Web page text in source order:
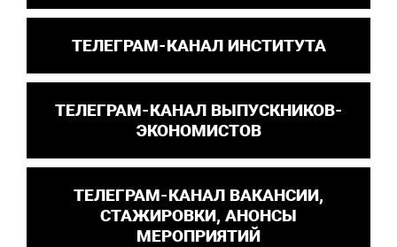
ТЕЛЕГРАМ-КАНАЛ ИНСТИТУТА
ТЕЛЕГРАМ-КАНАЛ ВЫПУСКНИКОВ-
ЭКОНОМИСТОВ
ТЕЛЕГРАМ-КАНАЛ ВАКАНСИИ,
СТАЖИРОВКИ, АНОНСЫ
МЕРОПРИЯТИЙ